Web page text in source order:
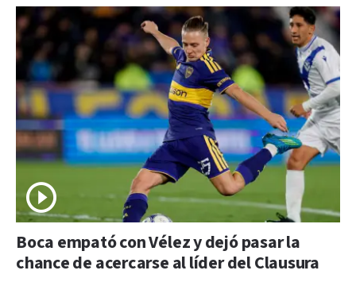
Boca empató con Vélez y dejó pasar la
chance de acercarse al líder del Clausura